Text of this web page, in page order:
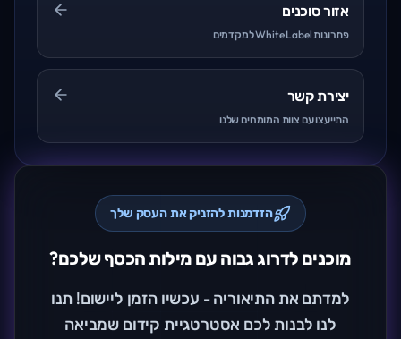
אזור סוכנים
פתרונות White Label למקדמים
יצירת קשר
התייעצו עם צוות המומחים שלנו
הזדמנות להזניק את העסק שלך
מוכנים לדרוג גבוה עם מילות הכסף שלכם?
למדתם את התיאוריה - עכשיו הזמן ליישום! תנו
לנו לבנות לכם אסטרטגיית קידום שמביאה